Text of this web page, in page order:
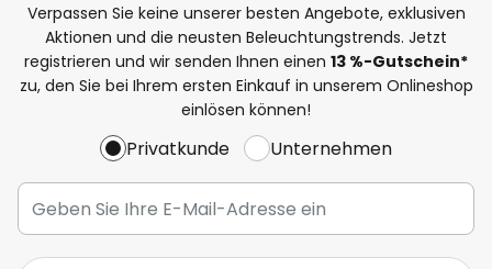
Verpassen Sie keine unserer besten Angebote, exklusiven
Aktionen und die neusten Beleuchtungstrends. Jetzt
registrieren und wir senden Ihnen einen 13 %-Gutschein*
zu, den Sie bei Ihrem ersten Einkauf in unserem Onlineshop
einlösen können!
Privatkunde Unternehmen